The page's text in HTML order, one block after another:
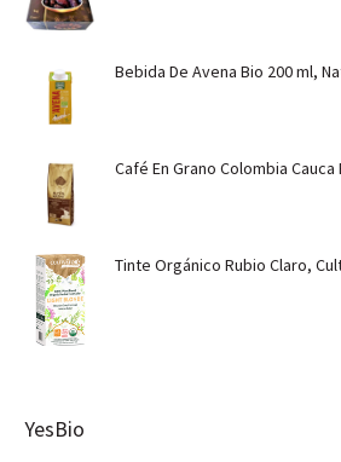
Bebida De Avena Bio 200 ml,
Café En Grano Colombia
Tinte Orgánico Rubio Claro,
YesBio